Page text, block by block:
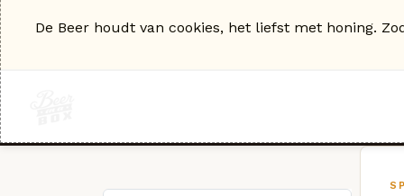
De Beer houdt van cookies, het liefst met honing.